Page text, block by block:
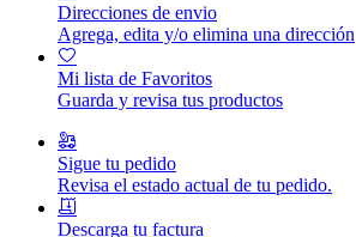
Direcciones de envio
Agrega, edita y/o elimina una dirección
Mi lista de Favoritos
Guarda y revisa tus productos
Sigue tu pedido
Revisa el estado actual de tu pedido.
Descarga tu factura